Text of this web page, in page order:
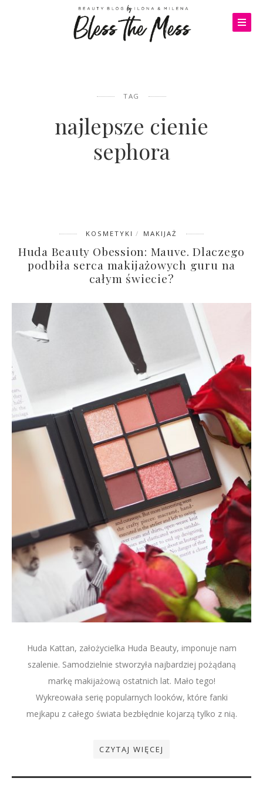
TAG
najlepsze cienie
sephora
KOSMETYKI MAKIJAŻ
Huda Beauty Obession: Mauve. Dlaczego
podbiła serca makijażowych guru na
całym świecie?
Huda Kattan, założycielka Huda Beauty, imponuje nam
szalenie. Samodzielnie stworzyła najbardziej pożądaną
markę makijażową ostatnich lat. Mało tego!
Wykreowała serię popularnych looków, które fanki
mejkapu z całego świata bezbłędnie kojarzą tylko z nią.
CZYTAJ WIĘCEJ